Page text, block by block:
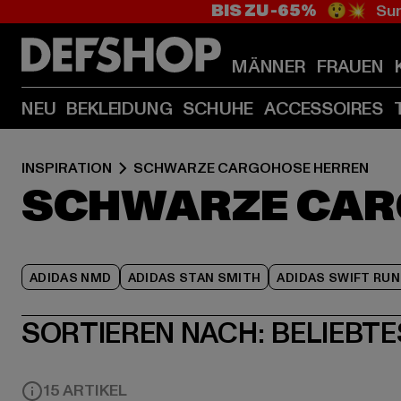
BIS ZU -65% 😲💥
MÄNNER FRAUEN
NEU BEKLEIDUNG SCHUHE ACCESSOIRES
INSPIRATION SCHWARZE CARGOHOSE HERREN
SCHWARZE
ADIDAS NMD ADIDAS STAN SMITH ADIDAS SWIFT RUN
SORTIEREN NACH:
15 ARTIKEL